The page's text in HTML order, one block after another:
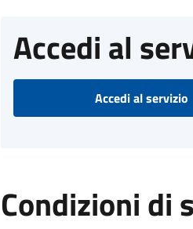
Accedi al
Accedi al servizio
Condizioni di